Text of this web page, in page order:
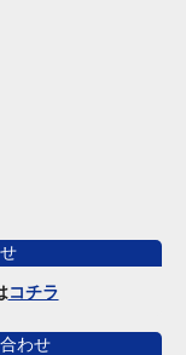
コチラ
わせ